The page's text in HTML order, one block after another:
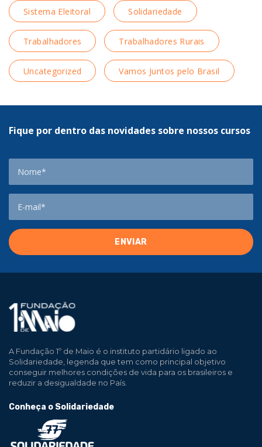
Sistema Eleitoral Solidariedade
Trabalhadores Trabalhadores Rurais
Uncategorized Vamos Juntos pelo Brasil
Fique por dentro das novidades sobre nossos cursos
A Fundação 1º de Maio é o instituto partidário ligado ao
Solidariedade, legenda que tem como principal objetivo
conseguir melhores condições de vida para os brasileiros e
reduzir a desigualdade no País.
Conheça o Solidariedade